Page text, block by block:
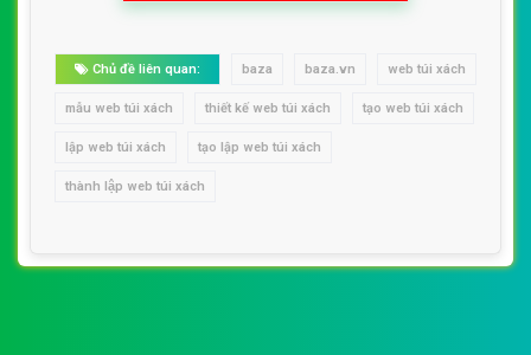
Chủ đề liên quan: baza baza.vn web túi xách
mẫu web túi xách thiết kế web túi xách tạo web túi xách
lập web túi xách tạo lập web túi xách
thành lập web túi xách